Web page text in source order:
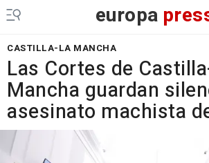
europa
CASTILLA-LA MANCHA
Las Cortes de
Mancha guardan
asesinato machista